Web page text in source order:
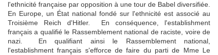
l'ethnicité française par opposition à une tour de Babel diversifiée.
En Europe, un État national fondé sur l'ethnicité est associé au
Troisième Reich d'Hitler. En conséquence, l'establishment
français a qualifié le Rassemblement national de raciste, voire de
nazi. En qualifiant ainsi le Rassemblement national,
l'establishment français s'efforce de faire du parti de Mme Le